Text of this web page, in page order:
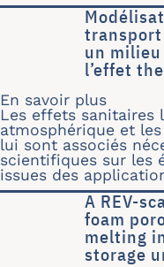
un
l’effet
En savoir plus
Les effets sanitaires
atmosphérique et
lui sont associés
scientifiques sur les
issues des
A REV-
foam
melting
storage